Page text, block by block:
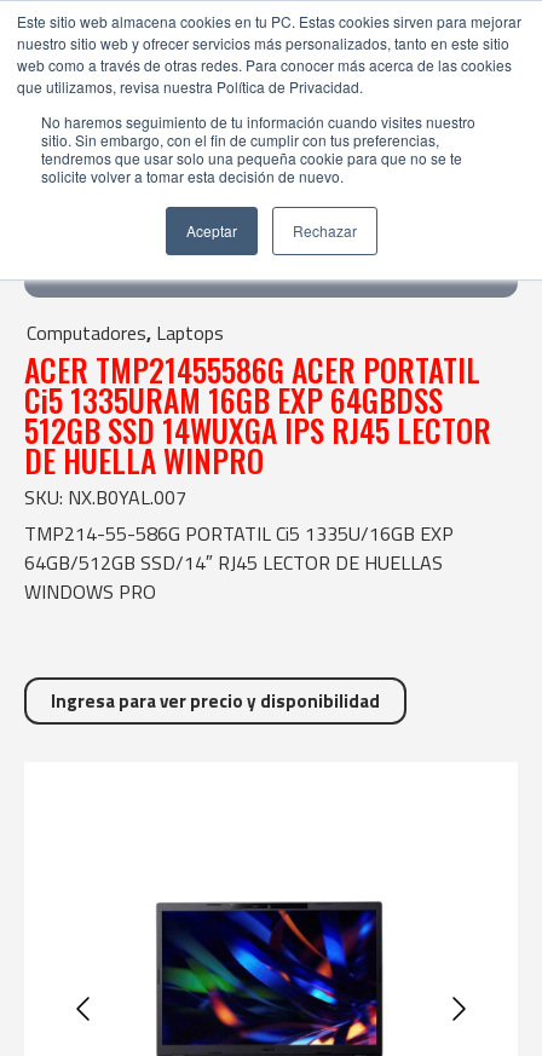
Este sitio web almacena cookies en tu PC. Estas cookies sirven para mejorar
nuestro sitio web y ofrecer servicios más personalizados, tanto en este sitio
web como a través de otras redes. Para conocer más acerca de las cookies
que utilizamos, revisa nuestra Política de Privacidad.
No haremos seguimiento de tu información cuando visites nuestro
sitio. Sin embargo, con el fin de cumplir con tus preferencias,
tendremos que usar solo una pequeña cookie para que no se te
solicite volver a tomar esta decisión de nuevo.
Aceptar Rechazar
| ACER TMP21455586G ACER PORTATIL Ci5 1335URAM 16GB EXP
64GBDSS 512GB SSD 14WUXGA IPS RJ45 LECTOR DE HUELLA
WINPRO
Computadores, Laptops
ACER TMP21455586G ACER PORTATIL
Ci5 1335URAM 16GB EXP 64GBDSS
512GB SSD 14WUXGA IPS RJ45 LECTOR
DE HUELLA WINPRO
SKU: NX.B0YAL.007
TMP214-55-586G PORTATIL Ci5 1335U/16GB EXP
64GB/512GB SSD/14″ RJ45 LECTOR DE HUELLAS
WINDOWS PRO
Ingresa para ver precio y disponibilidad